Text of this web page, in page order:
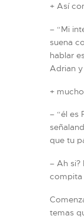
+ Así
– “Mi
suena
hablar
Adrian
+
– “él es
que tu
– Ah si?
compita
temas